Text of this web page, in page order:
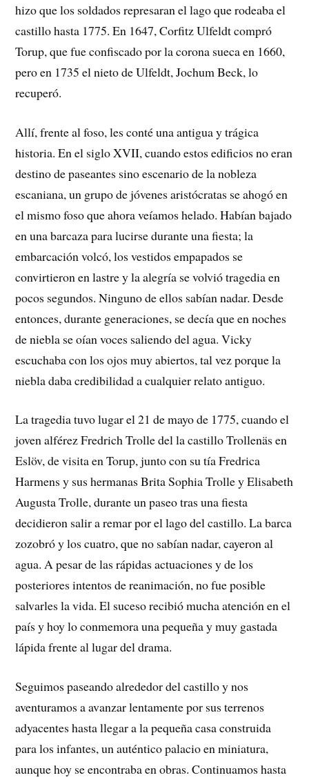
hizo que los soldados represaran el lago que rodeaba el
castillo hasta 1775. En 1647, Corfitz Ulfeldt compró
Torup, que fue confiscado por la corona sueca en 1660,
pero en 1735 el nieto de Ulfeldt, Jochum Beck, lo
recuperó.
Allí, frente al foso, les conté una antigua y trágica
historia. En el siglo XVII, cuando estos edificios no eran
destino de paseantes sino escenario de la nobleza
escaniana, un grupo de jóvenes aristócratas se ahogó en
el mismo foso que ahora veíamos helado. Habían bajado
en una barcaza para lucirse durante una fiesta; la
embarcación volcó, los vestidos empapados se
convirtieron en lastre y la alegría se volvió tragedia en
pocos segundos. Ninguno de ellos sabían nadar. Desde
entonces, durante generaciones, se decía que en noches
de niebla se oían voces saliendo del agua. Vicky
escuchaba con los ojos muy abiertos, tal vez porque la
niebla daba credibilidad a cualquier relato antiguo.
La tragedia tuvo lugar el 21 de mayo de 1775, cuando el
joven alférez Fredrich Trolle del la castillo Trollenäs en
Eslöv, de visita en Torup, junto con su tía Fredrica
Harmens y sus hermanas Brita Sophia Trolle y Elisabeth
Augusta Trolle, durante un paseo tras una fiesta
decidieron salir a remar por el lago del castillo. La barca
zozobró y los cuatro, que no sabían nadar, cayeron al
agua. A pesar de las rápidas actuaciones y de los
posteriores intentos de reanimación, no fue posible
salvarles la vida. El suceso recibió mucha atención en el
país y hoy lo conmemora una pequeña y muy gastada
lápida frente al lugar del drama.
Seguimos paseando alrededor del castillo y nos
aventuramos a avanzar lentamente por sus terrenos
adyacentes hasta llegar a la pequeña casa construida
para los infantes, un auténtico palacio en miniatura,
aunque hoy se encontraba en obras. Continuamos hasta